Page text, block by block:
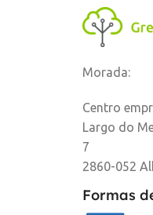
Morada:
Centro
Largo do
7
2860-052
Formas